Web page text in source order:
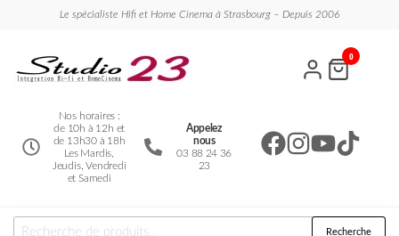
Le spécialiste Hifi et Home Cinema à Strasbourg – Depuis 2006
Nos horaires :
de 10h à 12h et
de 13h30 à 18h
Les Mardis,
Jeudis, Vendredi
et Samedi
Appelez
nous
03 88 24 36
23
0
Recherche